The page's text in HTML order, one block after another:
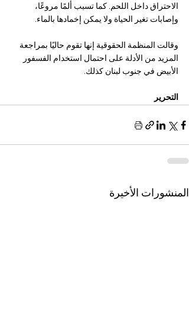
الاحتراق داخل اللحم. كما تسبب ألمًا مروعًا،
وإصابات تغير الحياة ولا يمكن إخمادها بالماء.
وقالت المنظمة الحقوقية إنها تقوم حاليًا بمراجعة
المزيد من الأدلة على احتمال استخدام الفسفور
الأبيض في جنوب لبنان كذلك.
التحرير
المنشورات الأخيرة